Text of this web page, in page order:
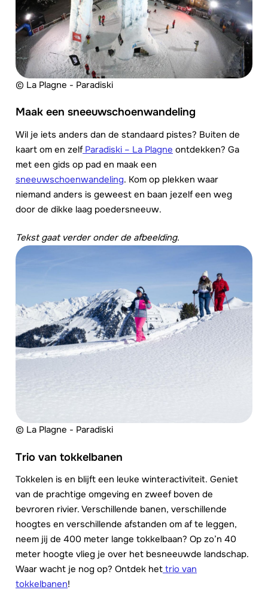
© La Plagne - Paradiski
Maak een sneeuwschoenwandeling
Wil je iets anders dan de standaard pistes? Buiten de
kaart om en zelfParadiski – La Plagne ontdekken? Ga
met een gids op pad en maak een
sneeuwschoenwandeling. Kom op plekken waar
niemand anders is geweest en baan jezelf een weg
door de dikke laag poedersneeuw.
Tekst gaat verder onder de afbeelding.
© La Plagne - Paradiski
Trio van tokkelbanen
Tokkelen is en blijft een leuke winteractiviteit. Geniet
van de prachtige omgeving en zweef boven de
bevroren rivier. Verschillende banen, verschillende
hoogtes en verschillende afstanden om af te leggen,
neem jij de 400 meter lange tokkelbaan? Op zo’n 40
meter hoogte vlieg je over het besneeuwde landschap.
Waar wacht je nog op? Ontdek het trio van
tokkelbanen!